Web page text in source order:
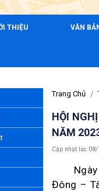
THIỆU VĂN
Trang Chủ
HỘI
NĂM
Cập nhật lúc:08/
Đông –